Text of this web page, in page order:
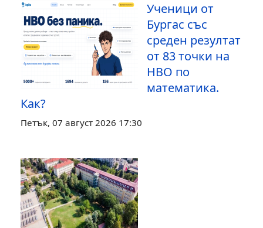
Ученици от
Бургас със
среден резултат
от 83 точки на
НВО по
математика.
Как?
Петък, 07 август 2026 17:30